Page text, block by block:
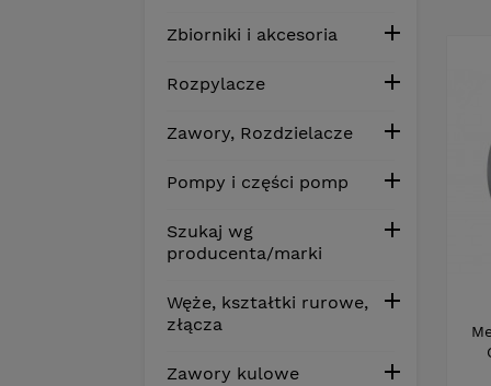
Zbiorniki i akcesoria 
Rozpylacze 
Zawory, Rozdzielacze 
Pompy i części pomp 
Szukaj wg
producenta/marki

Węże, kształtki rurowe,
złącza

Zawory kulowe 